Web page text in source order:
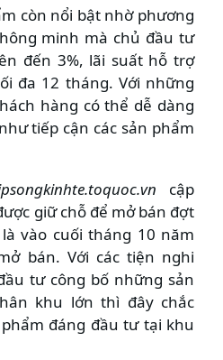
còn nổi bật nhờ phương
minh mà chủ đầu tư
đến 3%, lãi suất hỗ trợ
đa 12 tháng. Với những
hàng có thể dễ dàng
tiếp cận các sản phẩm
cập
giữ chỗ để mở bán đợt
vào cuối tháng 10 năm
bán. Với các tiện nghi
tư công bố những sản
khu lớn thì đây chắc
đáng đầu tư tại khu